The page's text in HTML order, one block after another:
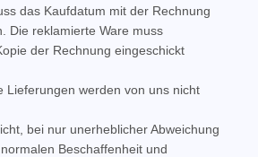
das Kaufdatum mit der Rechnung
Die reklamierte Ware muss
der Rechnung eingeschickt
Lieferungen werden von uns nicht
bei nur unerheblicher Abweichung
Beschaffenheit und